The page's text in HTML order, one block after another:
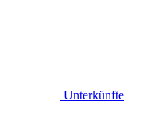
Unterkünfte